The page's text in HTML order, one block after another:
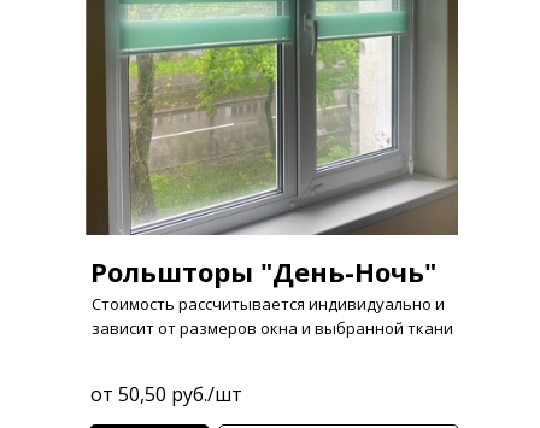
Рольшторы "День-Ночь"
Стоимость рассчитывается индивидуально и
зависит от размеров окна и выбранной ткани
от 50,50 руб./шт